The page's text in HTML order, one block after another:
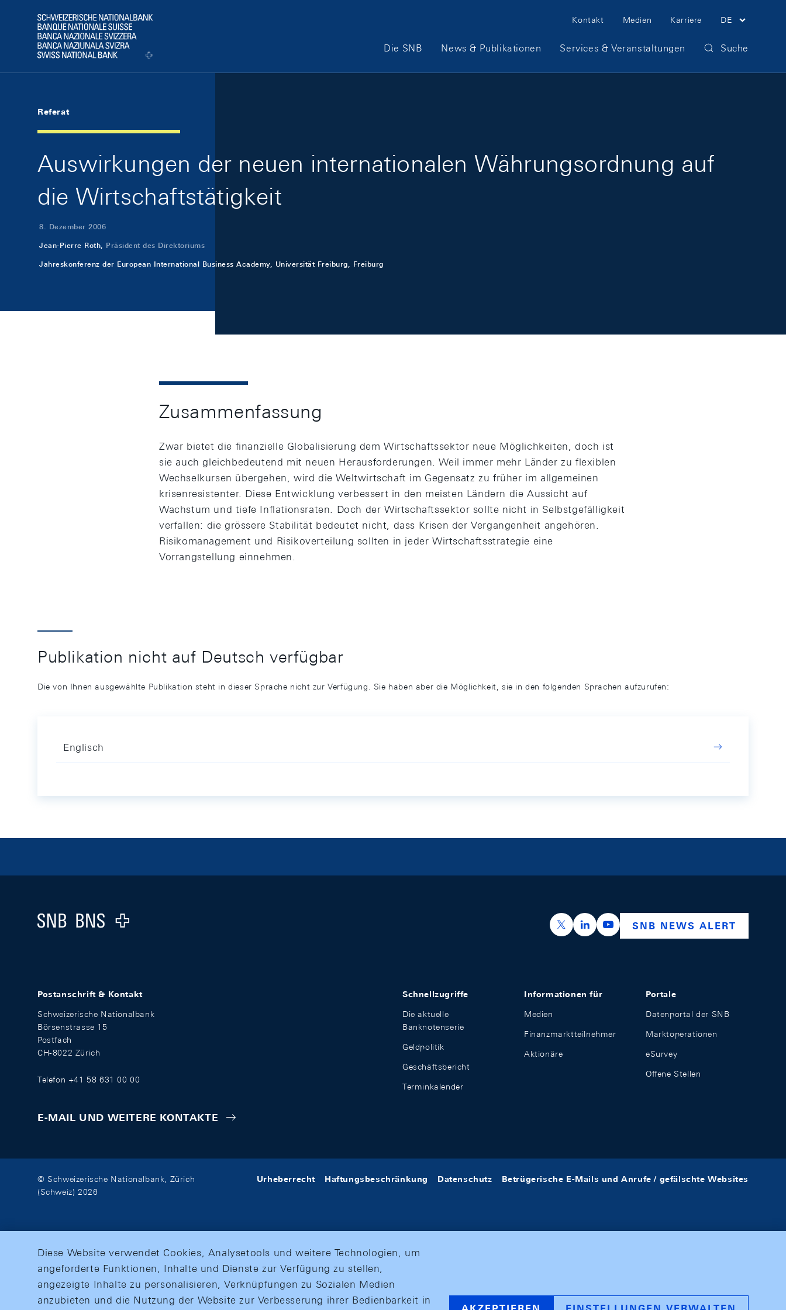
Logo
Meta Navigation
Kontakt Medien Karriere DE
Hauptnavigation
Die SNB News & Publikationen Services & Veranstaltungen Suche
Referat
Auswirkungen der neuen internationalen Währungsordnung auf
die Wirtschaftstätigkeit
8. Dezember 2006
Jean-Pierre Roth, Präsident des Direktoriums
Jahreskonferenz der European International Business Academy, Universität Freiburg, Freiburg
Zusammenfassung
Zwar bietet die finanzielle Globalisierung dem Wirtschaftssektor neue Möglichkeiten, doch ist
sie auch gleichbedeutend mit neuen Herausforderungen. Weil immer mehr Länder zu flexiblen
Wechselkursen übergehen, wird die Weltwirtschaft im Gegensatz zu früher im allgemeinen
krisenresistenter. Diese Entwicklung verbessert in den meisten Ländern die Aussicht auf
Wachstum und tiefe Inflationsraten. Doch der Wirtschaftssektor sollte nicht in Selbstgefälligkeit
verfallen: die grössere Stabilität bedeutet nicht, dass Krisen der Vergangenheit angehören.
Risikomanagement und Risikoverteilung sollten in jeder Wirtschaftsstrategie eine
Vorrangstellung einnehmen.
Publikation nicht auf Deutsch verfügbar
Die von Ihnen ausgewählte Publikation steht in dieser Sprache nicht zur Verfügung. Sie haben aber die Möglichkeit, sie in den folgenden Sprachen aufzurufen:
Englisch
Logo
https://x.com/snb_bns
https://ch.linkedin.com/company/swiss-
https://www.youtube.com/
SNB NEWS ALERT
Postanschrift & Kontakt
Schweizerische Nationalbank
Börsenstrasse 15
Postfach
CH-8022 Zürich
Telefon +41 58 631 00 00
E-MAIL UND WEITERE KONTAKTE
Schnellzugriffe
Die aktuelle
Banknotenserie
Geldpolitik
Geschäftsbericht
Terminkalender
Informationen für
Medien
Finanzmarktteilnehmer
Aktionäre
Portale
Datenportal der SNB
Marktoperationen
eSurvey
Offene Stellen
© Schweizerische Nationalbank, Zürich
(Schweiz) 2026
Urheberrecht Haftungsbeschränkung Datenschutz Betrügerische E-Mails und Anrufe / gefälschte Websites
Diese Website verwendet Cookies, Analysetools und weitere Technologien, um
angeforderte Funktionen, Inhalte und Dienste zur Verfügung zu stellen,
angezeigte Inhalte zu personalisieren, Verknüpfungen zu Sozialen Medien
anzubieten und die Nutzung der Website zur Verbesserung ihrer Bedienbarkeit in